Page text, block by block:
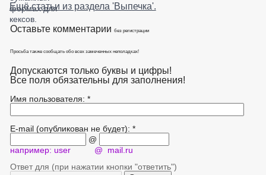
Ещё статьи из раздела 'Выпечка'.
Оставьте комментарии без регистрации
Просьба также сообщать обо всех замеченных неполадках!
Допускаются только буквы и цифры!
Все поля обязательны для заполнения!
Имя пользователя: *
E-mail (опубликован не будет): *
@
например: user @ mail.ru
Ответ для (при нажатии кнопки "ответить")